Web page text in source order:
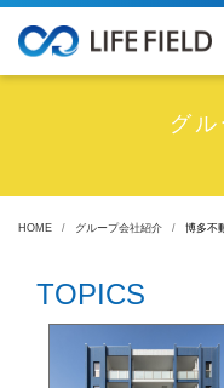
グ
HOME グループ会社紹介 博多不
TOPICS